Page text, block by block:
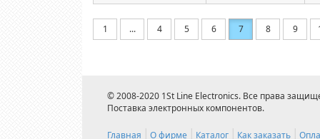
1 ... 4 5 6 7 8 9
© 2008-2020 1St Line Electronics. Все права
Поставка электронных компонентов.
Главная О фирме Каталог Как заказать